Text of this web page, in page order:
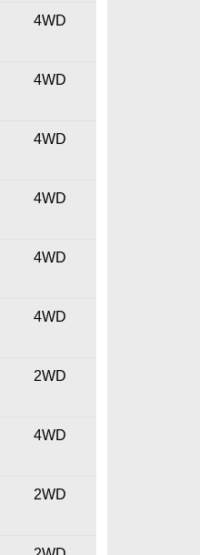
4WD
4WD
4WD
4WD
4WD
4WD
2WD
4WD
2WD